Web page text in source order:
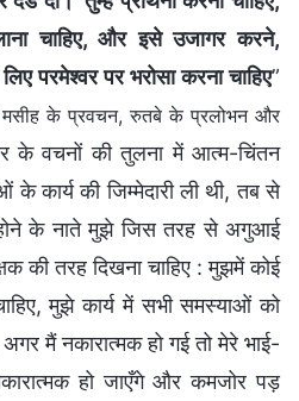
चाहिए, और इसे उजागर करने,
परमेश्वर पर भरोसा करना चाहिए”
के प्रवचन, रुतबे के प्रलोभन और
के वचनों की तुलना में आत्म-चिंतन
कार्य की जिम्मेदारी ली थी, तब से
होने के नाते मुझे जिस तरह से अगुआई
की तरह दिखना चाहिए : मुझमें कोई
मुझे कार्य में सभी समस्याओं को
मैं नकारात्मक हो गई तो मेरे भाई-
हो जाएँगे और कमजोर पड़